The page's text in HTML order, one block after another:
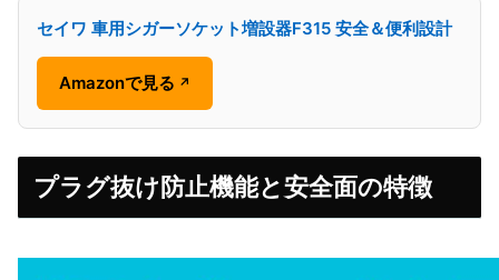
セイワ 車用シガーソケット増設器F315 安全＆便利設計
Amazonで見る ↗
プラグ抜け防止機能と安全面の特徴